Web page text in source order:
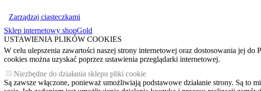
Zarządzaj ciasteczkami
Sklep internetowy shopGold
USTAWIENIA PLIKÓW COOKIES
W celu ulepszenia zawartości naszej strony internetowej oraz dostosowania jej
cookies można uzyskać poprzez ustawienia przeglądarki internetowej.
Niezbędne do działania sklepu pliki cookie
Są zawsze włączone, ponieważ umożliwiają podstawowe działanie strony. Są